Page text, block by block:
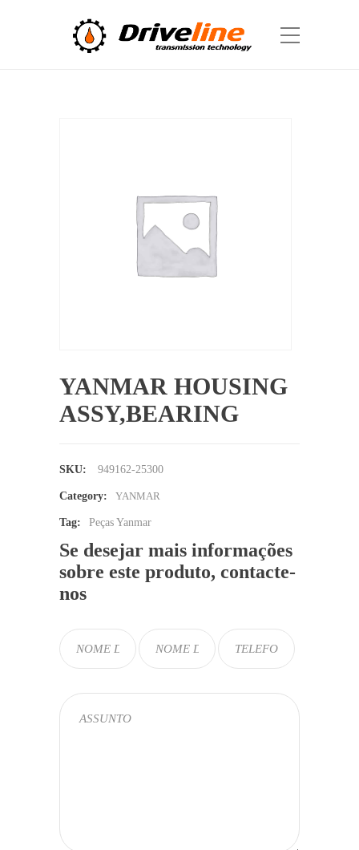
YANMAR HOUSING
ASSY,BEARING
SKU: 949162-25300
Category: YANMAR
Tag: Peças Yanmar
Se desejar mais informações
sobre este produto, contacte-
nos